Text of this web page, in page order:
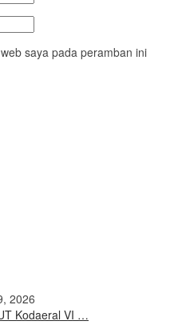
saya pada peramban ini
2026
Kodaeral VI …